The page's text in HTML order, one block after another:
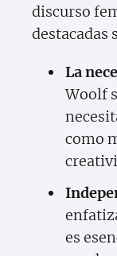
discurso
destacadas
La
Woolf
como
es